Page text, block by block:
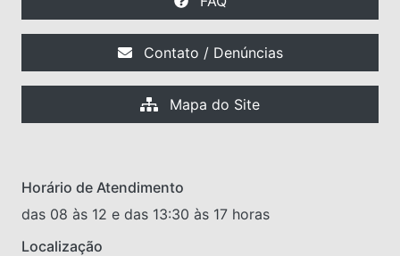
Contato / Denúncias
Mapa do Site
Horário de Atendimento
das 08 às 12 e das 13:30 às 17 horas
Localização